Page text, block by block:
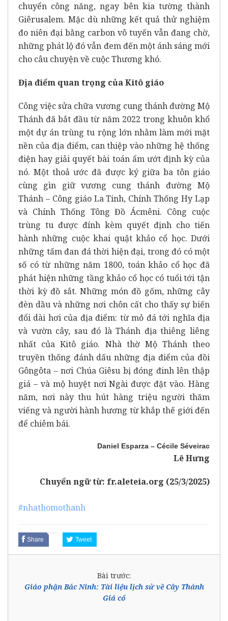
chuyển công năng, ngay bên kia tường thành
Giêrusalem. Mặc dù những kết quả thử nghiệm
đo niên đại bằng carbon vô tuyến vẫn đang chờ,
những phát lộ đó vẫn đem đến một ánh sáng mới
cho câu chuyện về cuộc Thương khó.
Địa điểm quan trọng của Kitô giáo
Công việc sửa chữa vương cung thánh đường Mộ
Thánh đã bắt đầu từ năm 2022 trong khuôn khổ
một dự án trùng tu rộng lớn nhằm làm mới mặt
nền của địa điểm, can thiệp vào những hệ thống
điện hay giải quyết bài toán ẩm ướt định kỳ của
nó. Một thoả ước đã được ký giữa ba tôn giáo
cùng gìn giữ vương cung thánh đường Mộ
Thánh – Công giáo La Tinh, Chính Thống Hy Lạp
và Chính Thống Tông Đồ Ácmêni. Công cuộc
trùng tu được đính kèm quyết định cho tiến
hành những cuộc khai quật khảo cổ học. Dưới
những tấm đan đá thời hiện đại, trong đó có một
số có từ những năm 1800, toán khảo cổ học đã
phát hiện những tầng khảo cổ học có tuổi tới tận
thời kỳ đồ sắt. Những món đồ gốm, những cây
đèn dầu và những nơi chôn cất cho thấy sự biến
đổi dài hơi của địa điểm: từ mỏ đá tới nghĩa địa
và vườn cây, sau đó là Thánh địa thiêng liêng
nhất của Kitô giáo. Nhà thờ Mộ Thánh theo
truyền thống đánh dấu những địa điểm của đồi
Gôngôta – nơi Chúa Giêsu bị đóng đinh lên thập
giá – và mộ huyệt nơi Ngài được đặt vào. Hàng
năm, nơi này thu hút hàng triệu người thăm
viếng và người hành hương từ khắp thế giới đến
để chiêm bái.
Daniel Esparza – Cécile Séveirac
Lê Hưng
Chuyển ngữ từ: fr.aleteia.org (25/3/2025)
#nhathomothanh
Share Tweet
Bài trước:
Giáo phận Bắc Ninh: Tài liệu lịch sử về Cây Thánh
Giá cổ